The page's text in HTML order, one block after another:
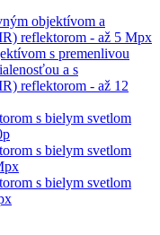
objektívom a
reflektorom - až 5 Mpx
s premenlivou
a s
reflektorom - až 12
s bielym svetlom
s bielym svetlom
s bielym svetlom